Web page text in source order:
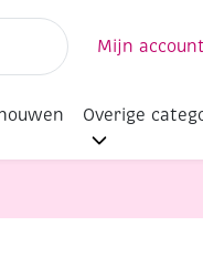
Mijn account
Overige